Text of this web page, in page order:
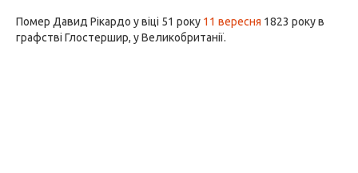
Помер Давид Рікардо у віці 51 року 11 вересня 1823 року в
графстві Глостершир, у Великобританії.